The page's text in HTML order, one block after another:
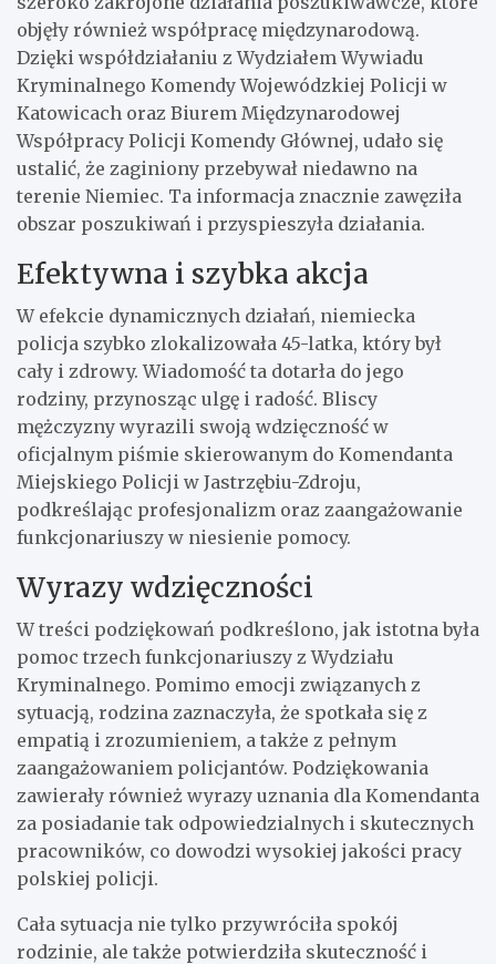
objęły również współpracę międzynarodową.
Dzięki współdziałaniu z Wydziałem Wywiadu
Kryminalnego Komendy Wojewódzkiej Policji w
Katowicach oraz Biurem Międzynarodowej
Współpracy Policji Komendy Głównej, udało się
ustalić, że zaginiony przebywał niedawno na
terenie Niemiec. Ta informacja znacznie zawęziła
obszar poszukiwań i przyspieszyła działania.
Efektywna i szybka akcja
W efekcie dynamicznych działań, niemiecka
policja szybko zlokalizowała 45-latka, który był
cały i zdrowy. Wiadomość ta dotarła do jego
rodziny, przynosząc ulgę i radość. Bliscy
mężczyzny wyrazili swoją wdzięczność w
oficjalnym piśmie skierowanym do Komendanta
Miejskiego Policji w Jastrzębiu-Zdroju,
podkreślając profesjonalizm oraz zaangażowanie
funkcjonariuszy w niesienie pomocy.
Wyrazy wdzięczności
W treści podziękowań podkreślono, jak istotna była
pomoc trzech funkcjonariuszy z Wydziału
Kryminalnego. Pomimo emocji związanych z
sytuacją, rodzina zaznaczyła, że spotkała się z
empatią i zrozumieniem, a także z pełnym
zaangażowaniem policjantów. Podziękowania
zawierały również wyrazy uznania dla Komendanta
za posiadanie tak odpowiedzialnych i skutecznych
pracowników, co dowodzi wysokiej jakości pracy
polskiej policji.
Cała sytuacja nie tylko przywróciła spokój
rodzinie, ale także potwierdziła skuteczność i